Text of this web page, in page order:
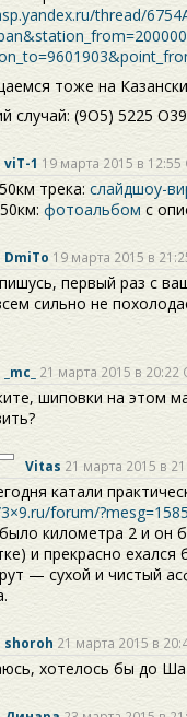
thread/
тоже на
случай: (9О5) 5225 О39
viT-1 19 марта 2015 в 12:55
трека: слайдшоу-
фотоальбом с
DmiTo 19 марта 2015 в
первый раз с
сильно не
_mc_ 21 марта 2015 в 20:22
шиповки на этом
Vitas 21 марта 2015 в
катали
forum/
километра 2 и он
и прекрасно
— сухой и чистый
shoroh 21 марта 2015 в
хотелось бы до